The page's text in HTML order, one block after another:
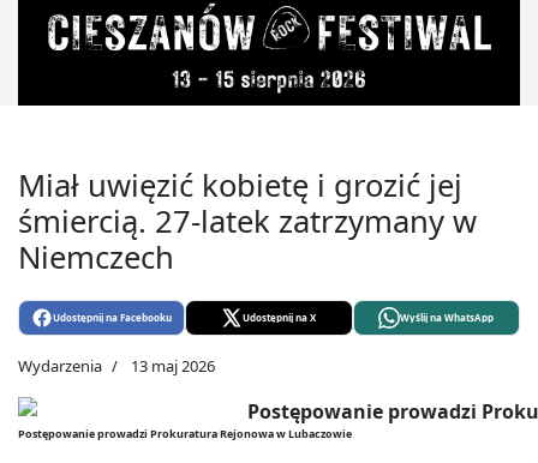
Miał uwięzić kobietę i grozić jej
śmiercią. 27-latek zatrzymany w
Niemczech
Udostępnij na Facebooku Udostępnij na X Wyślij na WhatsApp
Wydarzenia 13 maj 2026
Postępowanie prowadzi Prokuratura Rejonowa w Lubaczowie